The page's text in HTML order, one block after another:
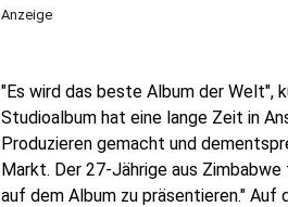
Anzeige
"Es wird das beste Album der Welt",
Studioalbum hat eine lange Zeit in
Produzieren gemacht und
Markt. Der 27-Jährige aus
auf dem Album zu präsentieren."